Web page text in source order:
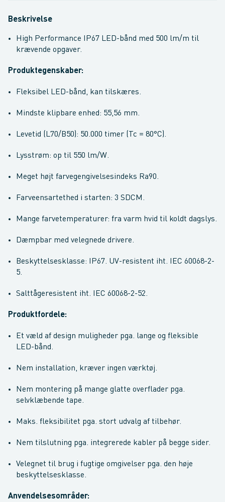
Beskrivelse
High Performance IP67 LED-bånd med 500 lm/m til
krævende opgaver.
Produktegenskaber:
Fleksibel LED-bånd, kan tilskæres.
Mindste klipbare enhed: 55,56 mm.
Levetid (L70/B50): 50.000 timer (Tc = 80°C).
Lysstrøm: op til 550 lm/W.
Meget højt farvegengivelsesindeks Ra90.
Farveensartethed i starten: 3 SDCM.
Mange farvetemperaturer: fra varm hvid til koldt dagslys.
Dæmpbar med velegnede drivere.
Beskyttelsesklasse: IP67. UV-resistent iht. IEC 60068-2-
5.
Salttågeresistent iht. IEC 60068-2-52.
Produktfordele:
Et væld af design muligheder pga. lange og fleksible
LED-bånd.
Nem installation, kræver ingen værktøj.
Nem montering på mange glatte overflader pga.
selvklæbende tape.
Maks. fleksibilitet pga. stort udvalg af tilbehør.
Nem tilslutning pga. integrerede kabler på begge sider.
Velegnet til brug i fugtige omgivelser pga. den høje
beskyttelsesklasse.
Anvendelsesområder: